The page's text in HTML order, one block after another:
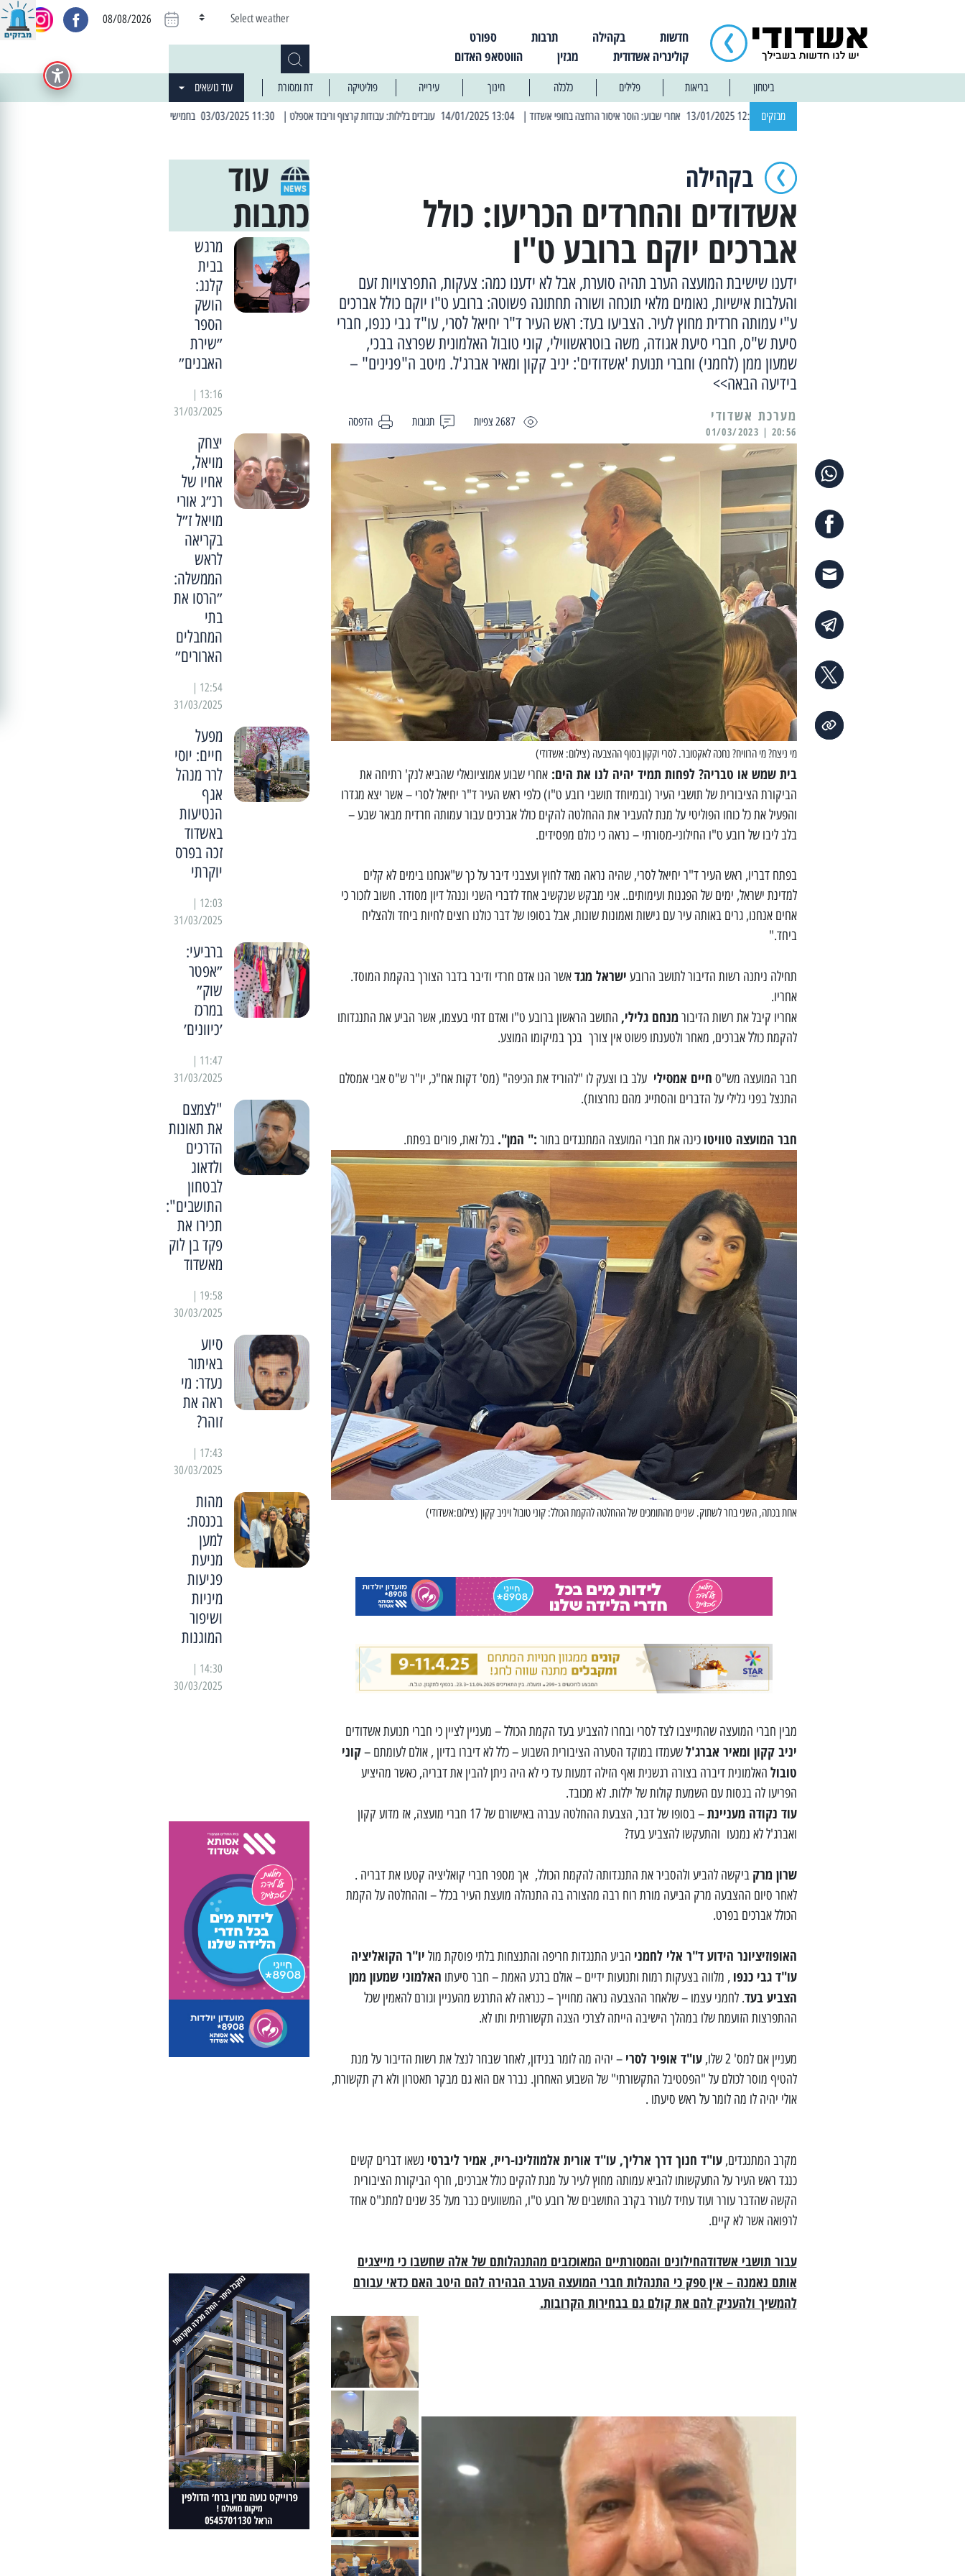
חדשות בקהילה תרבות
ספורט
קולינריה אשדודית
מגזין הווטסאפ האדום
Select weather
08/08/2026
ביטחון בריאות פלילים כלכלה חינוך עירייה פוליטיקה דת ומסורת עוד נושאים
מבזקים | 13:04 14/01/2025 עובדים בלילות: עבודות קרצוף וריבוד אספלט | 11:30 03/03/2025 בחמישי הקרוב: הרחובות בהם תהיה הפסקת חשמל יזומה
בקהילה
אשדודים והחרדים הכריעו: כולל
אברכים יוקם ברובע ט"ו
ידענו שישיבת המועצה הערב תהיה סוערת, אבל לא ידענו כמה: צעקות, התפרצויות זעם
והעלבות אישיות, נאומים מלאי תוכחה ושורה תחתונה פשוטה: ברובע ט"ו יוקם כולל אברכים
ע"י עמותה חרדית מחוץ לעיר. הצביעו בעד: ראש העיר ד"ר יחיאל לסרי, עו"ד גבי כנפו, חברי
סיעת ש"ס, חברי סיעת אגודה, משה בוטראשווילי, קוני טובול האלמונית שפרצה בבכי,
שמעון ממן (לחמני) וחברי תנועת 'אשדודים': יניב קקון ומאיר אברג'ל. מיטב ה"פנינים" –
בידיעה הבאה>>
2687 צפיות תגובות הדפסה מערכת אשדודי
20:56 | 01/03/2023
מי ניצח? מי הרוויח? נחכה לאקטובר. לסרי וקקון בסוף ההצבעה (צילום: אשדודי)
בית שמש או טבריה? לפחות תמיד יהיה לנו את הים:אחרי שבוע אמוציונאלי שהביא לנק' רתיחה את
הביקורת הציבורית של תושבי העיר (ובמיוחד תושבי רובע ט"ו) כלפי ראש העיר ד"ר יחיאל לסרי – אשר יצא מגדרו
והפעיל את כל כוחו הפוליטי על מנת להעביר את ההחלטה להקים כולל אברכים עבור עמותה חרדית מבאר שבע –
בלב ליבו של רובע ט"ו החילוני-מסורתי – נראה כי כולם מפסידים.
בפתח דבריו, ראש העיר ד"ר יחיאל לסרי, שהיה נראה מאד לחוץ ועצבני דיבר על כך ש"אנחנו בימים לא קלים
למדינת ישראל, ימים של הפגנות ועימותים.. אני מבקש שנקשיב אחד לדברי השני וננהל דיון מסודר. חשוב לזכור כי
אחים אנחנו, גרים באותה עיר עם גישות ואמונות שונות, אבל בסופו של דבר כולנו רוצים לחיות ביחד ולהצליח
ביחד."
תחילה ניתנה רשות הדיבור לתושב הרובע ישראל מגדאשר הנו אדם חרדי ודיבר בדבר הצורך בהקמת המוסד.
אחריו.
אחריו קיבל את רשות הדיבור מנחם גלילי, התושב הראשון ברובע ט"ו ואדם דתי בעצמו, אשר הביע את התנגדותו
להקמת כולל אברכים, מאחר ולטענתו פשוט אין צורך בכך במיקומו המוצע.
חבר המועצה מש"ס חיים אמסילי עלב בו וצעק לו "להוריד את הכיפה" (מס' דקות אח"כ, יו"ר ש"ס אבי אמסלם
התנצל בפני גלילי על הדברים והסתייג מהם נחרצות).
חבר המועצה טוויטו כינה את חברי המועצה המתנגדים בתור :" המן". בכל זאת, פורים בפתח.
אחת בכתה, השני בחר לשתוק. שניים מהתומכים של ההחלטה להקמת הכולל: קוני טובול ויניב קקון (צילום:אשדודי)
מבין חברי המועצה שהתייצבו לצד לסרי ובחרו להצביע בעד הקמת הכולל – מעניין לציין כי חברי תנועת אשדודים
יניב קקון ומאיר אברג'לשעמדו במוקד הסערה הציבורית השבוע – כלל לא דיברו בדיון , אולם לעומתם –קוני
טובול האלמונית דיברה בצורה רגשנית ואף הזילה דמעות עד כי לא היה ניתן להבין את דבריה, כאשר מהיציע
הפריעו לה בגסות עם השמעת קולות של יללות. לא מכובד.
עוד נקודה מעניינת
– בסופו של דבר, הצבעת ההחלטה עברה באישורם של 17 חברי מועצה, אז מדוע קקון
ואברג'ל לא נמנעו והתעקשו להצביע בעד?
שרון מרק ביקשה להביע ולהסביר את התנגדותה להקמת הכולל, אך מספר חברי קואליציה קטעו את דבריה .
לאחר סיום ההצבעה מרק הביעה מורת רוח רבה מהצורה בה התנהלה מועצת העיר בכלל – וההחלטה על הקמת
הכולל אברכים בפרט.
האופוזיציונר הידוע ד"ר אלי לחמני הביע התנגדות חריפה והתנצחות בלתי פוסקת מול יו"ר הקואליציה
עו"ד גבי כנפו , מלווה בצעקות רמות ותנועות ידיים – אולם ברגע האמת – חבר סיעתו האלמוני שמעון ממן
הצביע בעד. לחמני עצמו – שלאחר ההצבעה נראה מחוייך – כנראה לא התרגש מהעניין וגורם להאמין שכל
ההתפרצות הזועמת שלו במהלך הישיבה הייתה לצרכי הצגה תקשורתית ותו לא.
מעניין אם למס' 2 שלו, עו"ד אופיר לסרי – יהיה מה לומר בנידון, לאחר שבחר לנצל את רשות הדיבור על מנת
להטיף מוסר לכולם על "הפסטיבל התקשורתי" של השבוע האחרון. נברר אם הוא גם מבקר תאטרון ולא רק תקשורת,
אולי יהיה לו מה לומר על ראש סיעתו .
מקרב המתנגדים,עו"ד חנוך דרך ארליך, עו"ד אורית אלמוזלינו-רייז, אמיר ליברטי נשאו דברים קשים
כנגד ראש העיר על התעקשותו להביא עמותה מחוץ לעיר על מנת להקים כולל אברכים, חרף הביקורת הציבורית
הקשה שהדבר עורר ועוד עתיד לעורר בקרב התושבים של רובע ט"ו, המשוועים כבר מעל 35 שנים למתנ"ס אחד
לרפואה אשר לא קיים.
עבור תושבי אשדודהחילונים והמסורתיים המאוכזבים מהתנהלותם של אלה שחשבו כי מייצגים
אותם נאמנה – אין ספק כי התנהלות חברי המועצה הערב הבהירה להם היטב האם כדאי עבורם
להמשיך ולהעניק להם את קולם גם בבחירות הקרובות.
עוד
כתבות
מרגש
בבית
קלנג:
הושק
הספר
״שירת
האבנים״
31/03/2025
יצחק
מויאל,
אחיו של
רנ״ג אורי
מויאל ז״ל
בקריאה
לראש
הממשלה:
״הרסו את
בתי
המחבלים
הארורים״
31/03/2025
מפעל
חיים: יוסי
לרר מנהל
אגף
הנטיעות
באשדוד
זכה בפרס
יוקרתי
31/03/2025
ברביעי:
״אפטר
שוק״
במרכז
׳כיוונים׳
31/03/2025
"לצמצם
את תאונות
הדרכים
ולדאוג
לבטחון
התושבים":
תכירו את
פקד בן לוק
מאשדוד
30/03/2025
סיוע
באיתור
נעדר: מי
ראה את
זוהר?
30/03/2025
מהות
בכנסת:
למען
מניעת
פגיעות
מיניות
ושיפור
המוגנות
30/03/2025